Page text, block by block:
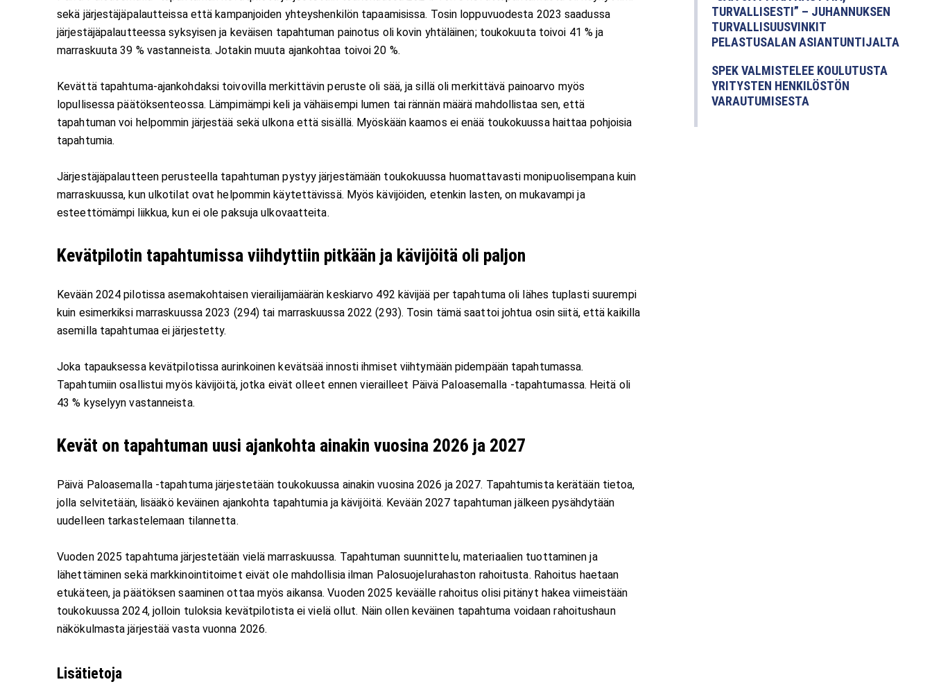
sekä järjestäjäpalautteissa että kampanjoiden yhteyshenkilön tapaamisissa. Tosin loppuvuodesta 2023 saadussa
järjestäjäpalautteessa syksyisen ja keväisen tapahtuman painotus oli kovin yhtäläinen; toukokuuta toivoi 41 % ja
marraskuuta 39 % vastanneista. Jotakin muuta ajankohtaa toivoi 20 %.
Kevättä tapahtuma-ajankohdaksi toivovilla merkittävin peruste oli sää, ja sillä oli merkittävä painoarvo myös
lopullisessa päätöksenteossa. Lämpimämpi keli ja vähäisempi lumen tai rännän määrä mahdollistaa sen, että
tapahtuman voi helpommin järjestää sekä ulkona että sisällä. Myöskään kaamos ei enää toukokuussa haittaa pohjoisia
tapahtumia.
Järjestäjäpalautteen perusteella tapahtuman pystyy järjestämään toukokuussa huomattavasti monipuolisempana kuin
marraskuussa, kun ulkotilat ovat helpommin käytettävissä. Myös kävijöiden, etenkin lasten, on mukavampi ja
esteettömämpi liikkua, kun ei ole paksuja ulkovaatteita.
Kevätpilotin tapahtumissa viihdyttiin pitkään ja kävijöitä oli paljon
Kevään 2024 pilotissa asemakohtaisen vierailijamäärän keskiarvo 492 kävijää per tapahtuma oli lähes tuplasti suurempi
kuin esimerkiksi marraskuussa 2023 (294) tai marraskuussa 2022 (293). Tosin tämä saattoi johtua osin siitä, että kaikilla
asemilla tapahtumaa ei järjestetty.
Joka tapauksessa kevätpilotissa aurinkoinen kevätsää innosti ihmiset viihtymään pidempään tapahtumassa.
Tapahtumiin osallistui myös kävijöitä, jotka eivät olleet ennen vierailleet Päivä Paloasemalla -tapahtumassa. Heitä oli
43 % kyselyyn vastanneista.
Kevät on tapahtuman uusi ajankohta ainakin vuosina 2026 ja 2027
Päivä Paloasemalla -tapahtuma järjestetään toukokuussa ainakin vuosina 2026 ja 2027. Tapahtumista kerätään tietoa,
jolla selvitetään, lisääkö keväinen ajankohta tapahtumia ja kävijöitä. Kevään 2027 tapahtuman jälkeen pysähdytään
uudelleen tarkastelemaan tilannetta.
Vuoden 2025 tapahtuma järjestetään vielä marraskuussa. Tapahtuman suunnittelu, materiaalien tuottaminen ja
lähettäminen sekä markkinointitoimet eivät ole mahdollisia ilman Palosuojelurahaston rahoitusta. Rahoitus haetaan
etukäteen, ja päätöksen saaminen ottaa myös aikansa. Vuoden 2025 keväälle rahoitus olisi pitänyt hakea viimeistään
toukokuussa 2024, jolloin tuloksia kevätpilotista ei vielä ollut. Näin ollen keväinen tapahtuma voidaan rahoitushaun
näkökulmasta järjestää vasta vuonna 2026.
Lisätietoja
TURVALLISESTI” – JUHANNUKSEN
TURVALLISUUSVINKIT
PELASTUSALAN ASIANTUNTIJALTA
SPEK VALMISTELEE KOULUTUSTA
YRITYSTEN HENKILÖSTÖN
VARAUTUMISESTA